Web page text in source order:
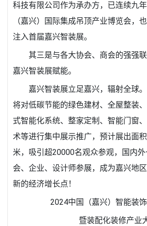
科技有限公司作为承办方，已连续九
（嘉兴）国际集成吊顶产业博览会，
注入首届嘉兴智装展。
其三是与各大协会、商会的强强
嘉兴智装展赋能。
嘉兴智装展立足嘉兴，辐射全球
将对低碳节能的绿色建材、全屋整装
式智能化系统、整家定制、智能门窗
术等进行集中展示推广，预计展出面
米，吸引超20000名观众参观，国内
会、企业、设计师参展，成为嘉兴地
新的经济增长点！
2024中国（嘉兴）智能装
暨装配化装修产业